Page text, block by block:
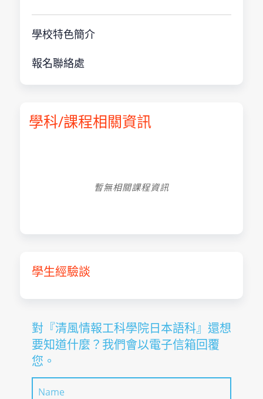
學校特色簡介
報名聯絡處
學科/課程相關資訊
暫無相關課程資訊
學生經驗談
對『清風情報工科學院日本語科』還想
要知道什麼？我們會以電子信箱回覆
您。